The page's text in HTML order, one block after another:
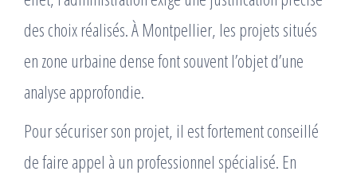
des choix réalisés. À Montpellier, les projets situés
en zone urbaine dense font souvent l’objet d’une
analyse approfondie.
Pour sécuriser son projet, il est fortement conseillé
de faire appel à un professionnel spécialisé. En